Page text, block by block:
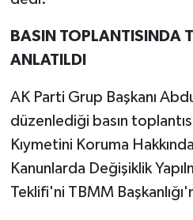
BASIN TOPLANTISINDA
ANLATILDI
AK Parti Grup Başkanı
düzenlediği basın
Kıymetini Koruma
Kanunlarda Değişiklik
Teklifi'ni TBMM